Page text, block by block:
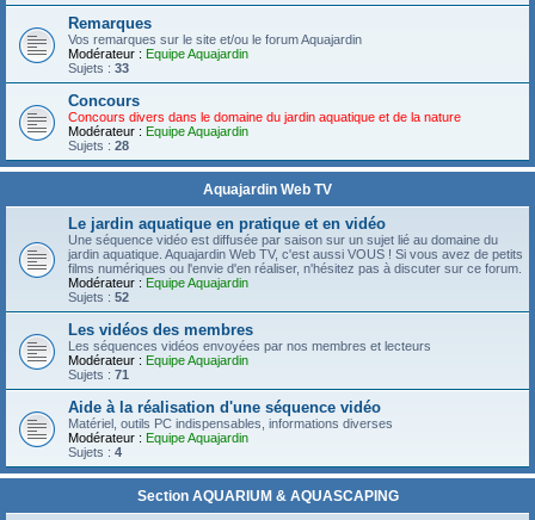
Remarques
Vos remarques sur le site et/ou le forum Aquajardin
Modérateur : Equipe Aquajardin
Sujets : 33
Concours
Concours divers dans le domaine du jardin aquatique et de la nature
Modérateur : Equipe Aquajardin
Sujets : 28
Aquajardin Web TV
Le jardin aquatique en pratique et en vidéo
Une séquence vidéo est diffusée par saison sur un sujet lié au domaine du
jardin aquatique. Aquajardin Web TV, c'est aussi VOUS ! Si vous avez de petits
films numériques ou l'envie d'en réaliser, n'hésitez pas à discuter sur ce forum.
Modérateur : Equipe Aquajardin
Sujets : 52
Les vidéos des membres
Les séquences vidéos envoyées par nos membres et lecteurs
Modérateur : Equipe Aquajardin
Sujets : 71
Aide à la réalisation d'une séquence vidéo
Matériel, outils PC indispensables, informations diverses
Modérateur : Equipe Aquajardin
Sujets : 4
Section AQUARIUM & AQUASCAPING